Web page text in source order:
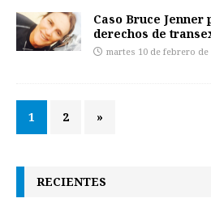
Caso Bruce
derechos de
martes 10 de febrero de
1 2 »
RECIENTES